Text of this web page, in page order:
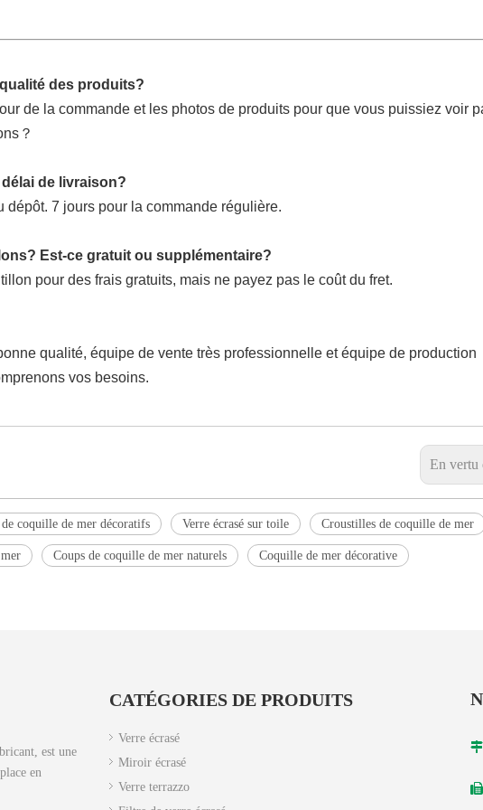
des produits?
de la commande et les photos de produits pour que vous puissiez voir
？
de livraison?
dépôt. 7 jours pour la commande régulière.
Est-ce gratuit ou supplémentaire?
pour des frais gratuits, mais ne payez pas le coût du fret.
qualité, équipe de vente très professionnelle et équipe de production
vos besoins.
En
de coquille de mer décoratifs Verre écrasé sur toile Croustilles de coquille de mer
Coups de coquille de mer naturels Coquille de mer décorative
est une
en
CATÉGORIES DE PRODUITS
Verre écrasé
Miroir écrasé
Verre terrazzo
